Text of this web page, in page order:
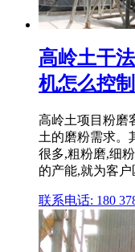
高岭土干
机怎么控
高岭土项目粉磨
土的磨粉需求。
很多,粗粉磨,细
的产能,就为客户
联系电话: 180